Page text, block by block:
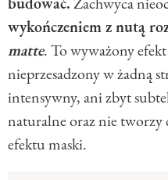
wykończeniem z nutą
matte. To wyważony
nieprzesadzony w żadną
intensywny, ani zbyt
naturalne oraz nie tworzy
efektu maski.